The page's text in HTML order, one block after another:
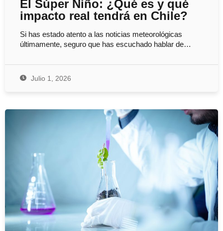
El Súper Niño: ¿Qué es y qué
impacto real tendrá en Chile?
Si has estado atento a las noticias meteorológicas
últimamente, seguro que has escuchado hablar de…
Julio 1, 2026